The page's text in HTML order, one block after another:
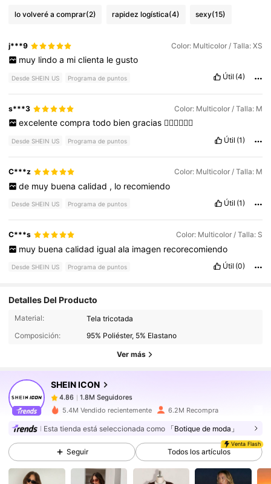
lo volveré a comprar(2) rapidez logística(4) sexy(15)
j***9 Color: Multicolor / Talla: XS
muy lindo a mi clienta le gusto
Desde SHEIN US Programa de puntos Útil (4)
s***3 Color: Multicolor / Talla: M
excelente compra todo bien gracias 👌🏻👌🏻👌🏻
Desde SHEIN US Programa de puntos Útil (1)
C***z Color: Multicolor / Talla: M
de muy buena calidad , lo recomiendo
Desde SHEIN US Programa de puntos Útil (1)
C***s Color: Multicolor / Talla: S
muy buena calidad igual ala imagen recorecomiendo
Desde SHEIN US Programa de puntos Útil (0)
Detalles Del Producto
Material:
Tela tricotada
Composición:
95% Poliéster, 5% Elastano
Ver más
SHEIN ICON
1.8M Seguidores
1.8M Seguidores
4.86 1.8M Seguidores
1.8M Seguidores
5.4M Vendido recientemente 6.2M Recompra
Esta tienda está seleccionada como 「Botique de moda」
Seguir
Venta Flash
Todos los artículos